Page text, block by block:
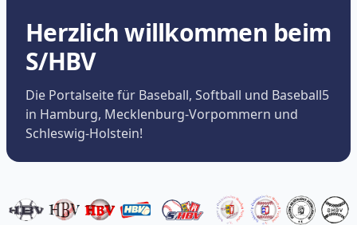
Herzlich willkommen beim
S/HBV
Die Portalseite für Baseball, Softball und Baseball5
in Hamburg, Mecklenburg-Vorpommern und
Schleswig-Holstein!